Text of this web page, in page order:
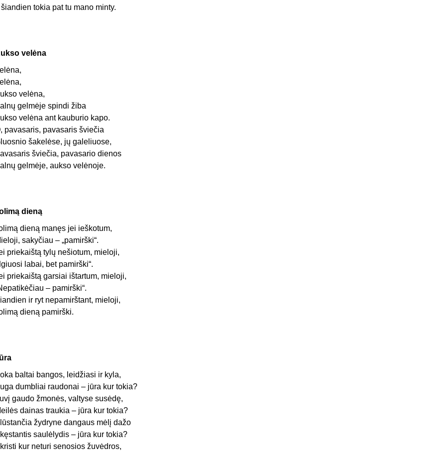
šiandien tokia pat tu mano minty.
velėna
velėna,
gelmėje spindi žiba
velėna ant kauburio kapo.
pavasaris, pavasaris šviečia
šakelėse, jų galeliuose,
šviečia, pavasario dienos
gelmėje, aukso velėnoje.
dieną
dieną manęs jei ieškotum,
sakyčiau – „pamirški“.
priekaištą tylų nešiotum, mieloji,
labai, bet pamirški“.
priekaištą garsiai ištartum, mieloji,
– pamirški“.
ir ryt nepamirštant, mieloji,
dieną pamirški.
baltai bangos, leidžiasi ir kyla,
dumbliai raudonai – jūra kur tokia?
gaudo žmonės, valtyse susėdę,
dainas traukia – jūra kur tokia?
žydryne dangaus mėlį dažo
saulėlydis – jūra kur tokia?
kur neturi senosios žuvėdros,